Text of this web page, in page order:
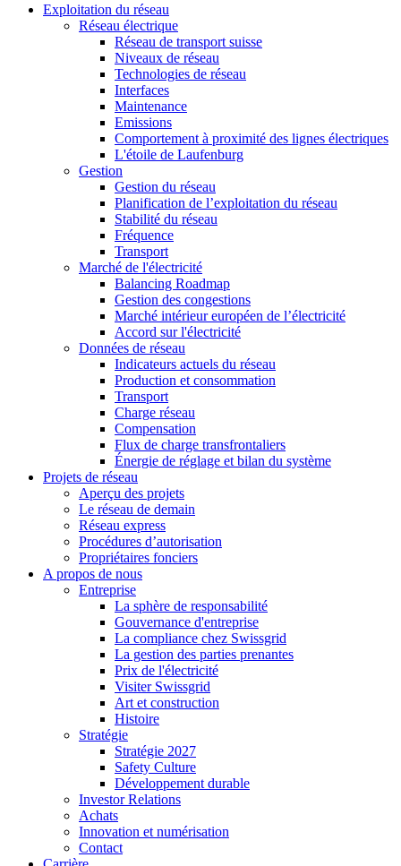
Exploitation du réseau
Réseau électrique
Réseau de transport suisse
Niveaux de réseau
Technologies de réseau
Interfaces
Maintenance
Emissions
Comportement à proximité des lignes électriques
L'étoile de Laufenburg
Gestion
Gestion du réseau
Planification de l’exploitation du réseau
Stabilité du réseau
Fréquence
Transport
Marché de l'électricité
Balancing Roadmap
Gestion des congestions
Marché intérieur européen de l’électricité
Accord sur l'électricité
Données de réseau
Indicateurs actuels du réseau
Production et consommation
Transport
Charge réseau
Compensation
Flux de charge transfrontaliers
Énergie de réglage et bilan du système
Projets de réseau
Aperçu des projets
Le réseau de demain
Réseau express
Procédures d’autorisation
Propriétaires fonciers
A propos de nous
Entreprise
La sphère de responsabilité
Gouvernance d'entreprise
La compliance chez Swissgrid
La gestion des parties prenantes
Prix de l'électricité
Visiter Swissgrid
Art et construction
Histoire
Stratégie
Stratégie 2027
Safety Culture
Développement durable
Investor Relations
Achats
Innovation et numérisation
Contact